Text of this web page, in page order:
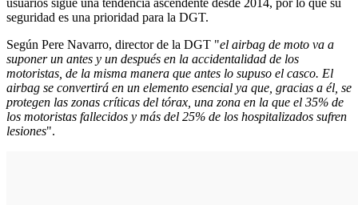
usuarios sigue una tendencia ascendente desde 2014, por lo que su
seguridad es una prioridad para la DGT.
Según Pere Navarro, director de la DGT "el airbag de moto va a
suponer un antes y un después en la accidentalidad de los
motoristas, de la misma manera que antes lo supuso el casco. El
airbag se convertirá en un elemento esencial ya que, gracias a él, se
protegen las zonas críticas del tórax, una zona en la que el 35% de
los motoristas fallecidos y más del 25% de los hospitalizados sufren
lesiones".